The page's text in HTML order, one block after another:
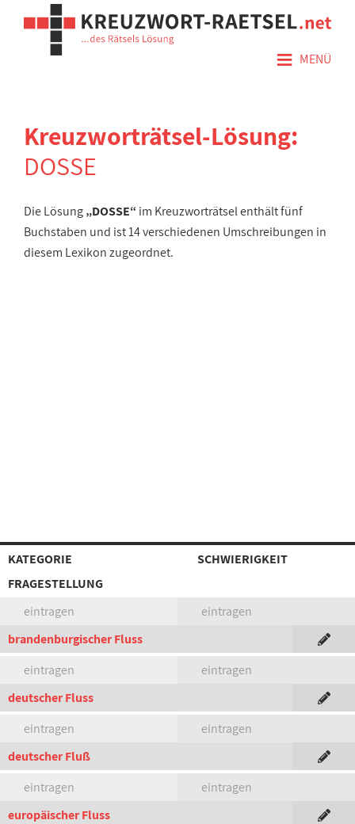
≡ MENÜ
Kreuzworträtsel-Lösung:
DOSSE
Die Lösung„DOSSE“ im Kreuzworträtsel enthält fünf
Buchstaben und ist 14 verschiedenen Umschreibungen in
diesem Lexikon zugeordnet.
KATEGORIE
SCHWIERIGKEIT
FRAGESTELLUNG
eintragen
eintragen
brandenburgischer Fluss
eintragen
eintragen
deutscher Fluss
eintragen
eintragen
deutscher Fluß
eintragen
eintragen
europäischer Fluss